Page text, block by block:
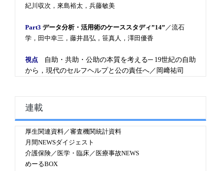
紀川収次，來島裕太，兵藤敏美
Part3 データ分析・活用術のケーススタディ”14” ／流石
学，田中幸三，藤井昌弘，笹真人，澤田優香
視点
自助・共助・公助の本質を考える─ 19世紀の自助
から，現代のセルフヘルプと公の責任へ／岡﨑祐司
連載
厚生関連資料／審査機関統計資料
月間NEWSダイジェスト
介護保険／医学・臨床／医療事故NEWS
めーるBOX